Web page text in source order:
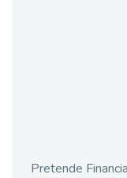
Pretende